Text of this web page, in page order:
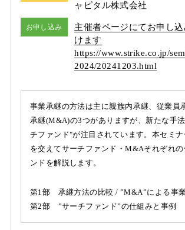
ャピタル株式会社
お申し込み
主催者ページにてお申し
けます
https://www.strike.co.jp/
2024/20241203.html
事業承継の方法は主に親族内承継、従業員
承継(M&A)の3つがありますが、新たな手
チファンド"が注目されています。本セミナ
を交えてサーチファンド・M&Aそれぞれ
ンドを解説します。
第1部 承継方法の比較 / ”M&A”による事
第2部 ”サーチファンド”の仕組みと事例